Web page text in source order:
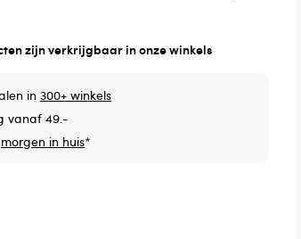
zijn verkrijgbaar in onze winkels
in300+ winkels
vanaf 49.-
morgen in huis*